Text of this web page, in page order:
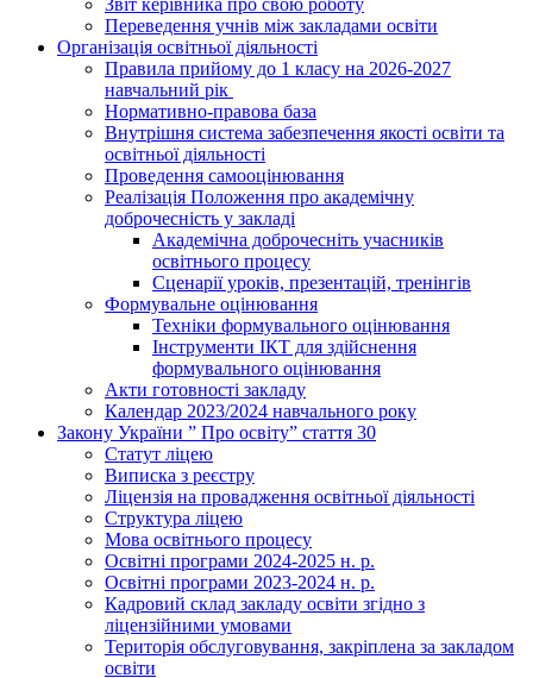
Звіт керівника про свою роботу
Переведення учнів між закладами освіти
Організація освітньої діяльності
Правила прийому до 1 класу на 2026-2027
навчальний рік
Нормативно-правова база
Внутрішня система забезпечення якості освіти та
освітньої діяльності
Проведення самооцінювання
Реалізація Положення про академічну
доброчесність у закладі
Академічна доброчесніть учасників
освітнього процесу
Сценарії уроків, презентацій, тренінгів
Формувальне оцінювання
Техніки формувального оцінювання
Інструменти ІКТ для здійснення
формувального оцінювання
Акти готовності закладу
Календар 2023/2024 навчального року
Закону України ” Про освіту” стаття 30
Статут ліцею
Виписка з реєстру
Ліцензія на провадження освітньої діяльності
Структура ліцею
Мова освітнього процесу
Освітні програми 2024-2025 н. р.
Освітні програми 2023-2024 н. р.
Кадровий склад закладу освіти згідно з
ліцензійними умовами
Територія обслуговування, закріплена за закладом
освіти